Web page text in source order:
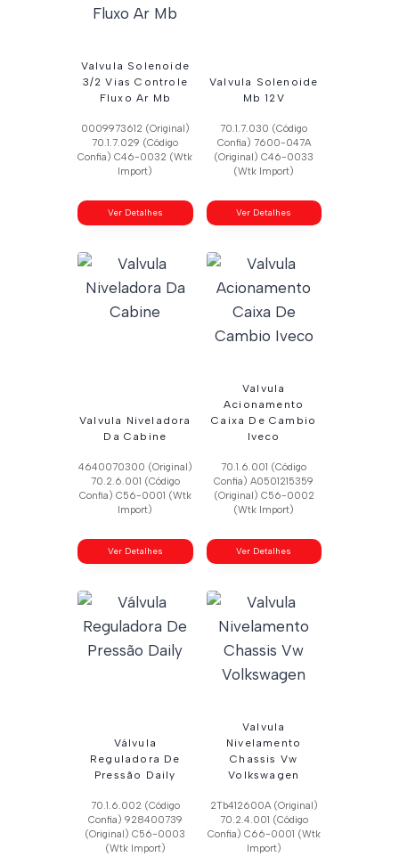
Valvula Solenoide
3/2 Vias Controle
Fluxo Ar Mb
0009973612 (Original)
70.1.7.029 (Código
Confia) C46-0032 (Wtk
Import)
Ver Detalhes
Valvula Solenoide
Mb 12V
70.1.7.030 (Código
Confia) 7600-047A
(Original) C46-0033
(Wtk Import)
Ver Detalhes
Valvula Niveladora
Da Cabine
4640070300 (Original)
70.2.6.001 (Código
Confia) C56-0001 (Wtk
Import)
Ver Detalhes
Valvula
Acionamento
Caixa De Cambio
Iveco
70.1.6.001 (Código
Confia) A0501215359
(Original) C56-0002
(Wtk Import)
Ver Detalhes
Válvula
Reguladora De
Pressão Daily
70.1.6.002 (Código
Confia) 928400739
(Original) C56-0003
(Wtk Import)
Valvula
Nivelamento
Chassis Vw
Volkswagen
2Tb412600A (Original)
70.2.4.001 (Código
Confia) C66-0001 (Wtk
Import)